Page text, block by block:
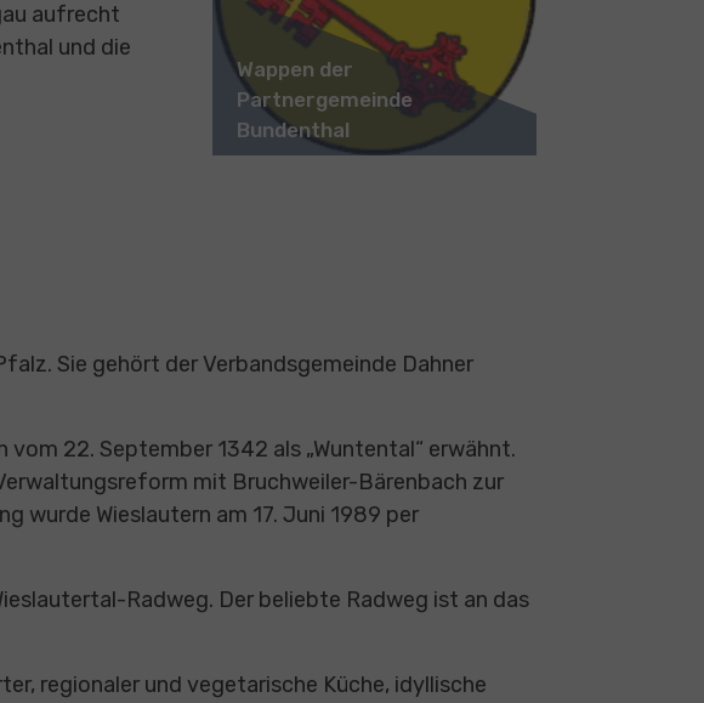
Wappen der
Partnergemeinde
Bundenthal
aufrecht
und die
Sie gehört der Verbandsgemeinde Dahner
22. September 1342 als „Wuntental“ erwähnt.
mit Bruchweiler-Bärenbach zur
wurde Wieslautern am 17. Juni 1989 per
Radweg. Der beliebte Radweg ist an das
regionaler und vegetarische Küche, idyllische